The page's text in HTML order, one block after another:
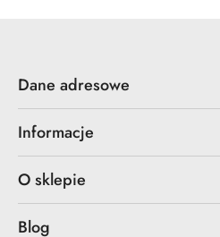
Dane adresowe
Informacje
O sklepie
Blog